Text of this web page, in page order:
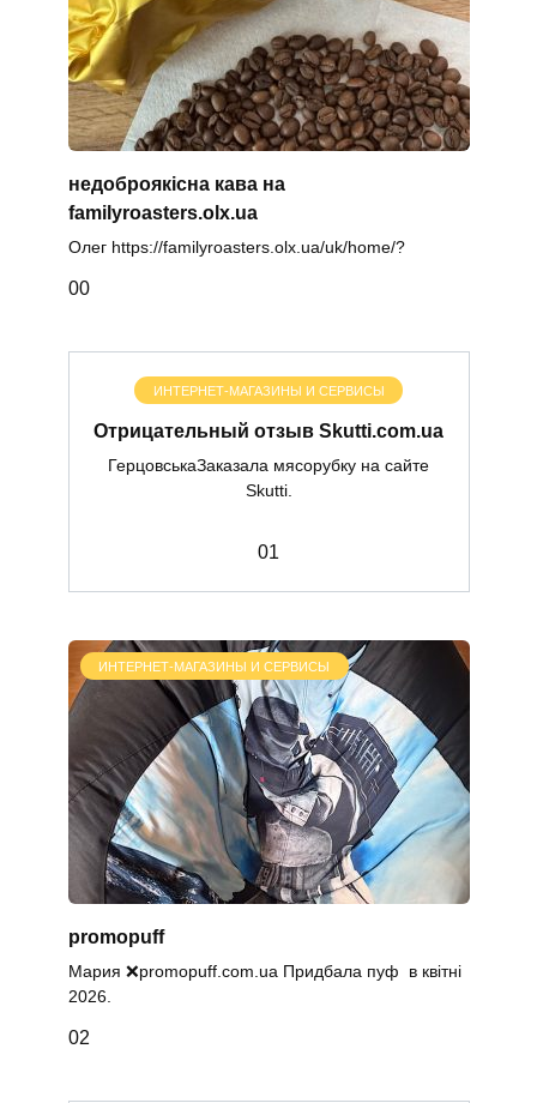
недоброякісна кава на
familyroasters.olx.ua
Олег https://familyroasters.olx.ua/uk/home/?
00
ИНТЕРНЕТ-МАГАЗИНЫ И СЕРВИСЫ
Отрицательный отзыв Skutti.com.ua
ГерцовськаЗаказала мясорубку на сайте
Skutti.
01
ИНТЕРНЕТ-МАГАЗИНЫ И СЕРВИСЫ
promopuff
Мария ❌promopuff.com.uа Придбала пуф в квітні
2026.
02